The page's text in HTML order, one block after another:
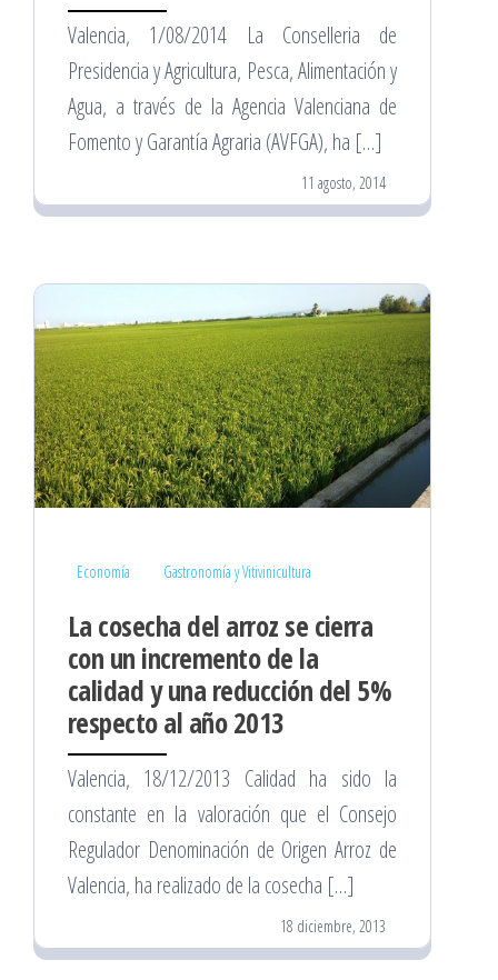
Valencia, 1/08/2014 La Conselleria de
Presidencia y Agricultura, Pesca, Alimentación y
Agua, a través de la Agencia Valenciana de
Fomento y Garantía Agraria (AVFGA), ha […]
11 agosto, 2014
Economía Gastronomía y Vitivinicultura
La cosecha del arroz se cierra
con un incremento de la
calidad y una reducción del 5%
respecto al año 2013
Valencia, 18/12/2013 Calidad ha sido la
constante en la valoración que el Consejo
Regulador Denominación de Origen Arroz de
Valencia, ha realizado de la cosecha […]
18 diciembre, 2013